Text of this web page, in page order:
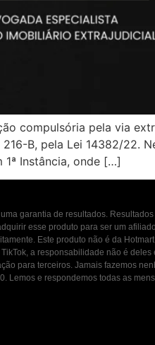
compulsória pela via
B, pela Lei 14382/22.
Instância, onde […]
garantia de resultados.
esse produto para ser um
Este produto não é da
a responsabilidade não é
para terceiros. Jamais fazemos
Lemos e respondemos todas as